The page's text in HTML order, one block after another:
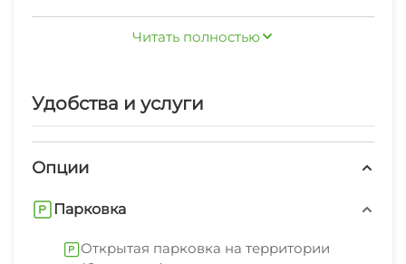
кроватями, раскладными одноместными
диванами, 2х-спальными кроватями 160*200см,
раскладными 2х-спальными диванами с
можно приготовить питание. Также есть
размещения большой семьи на 7 человек, в
балконом. Номера есть с балконами и без. На
Читать полностью
Удобства и услуги
Опции
Парковка
Открытая парковка на территории